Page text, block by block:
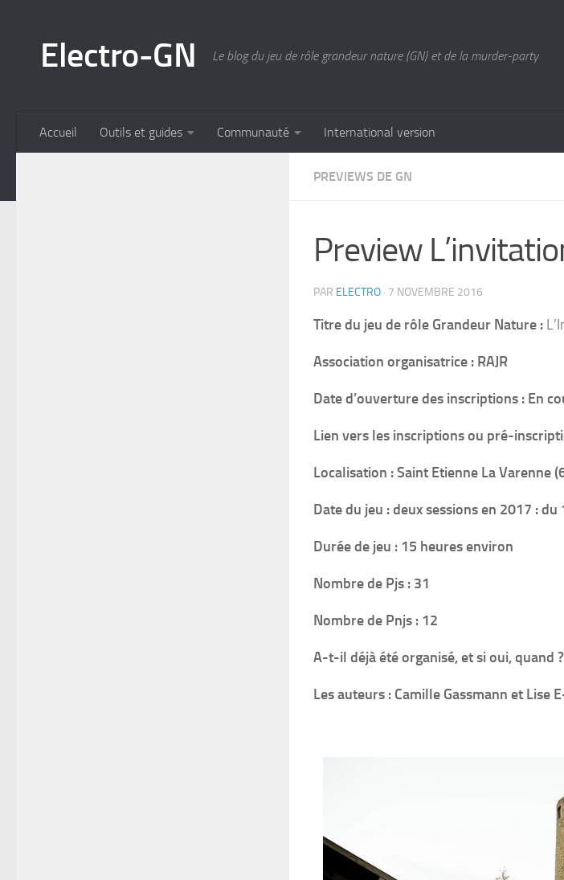
Electro-GN Le blog du jeu de rôle grandeur nature (GN) et de la murder-party
Accueil Outils et guides Communauté International version
PREVIEWS DE GN
Preview
PAR ELECTRO · 7 NOVEMBRE 2016
Titre du jeu de rôle Grandeur Nature :
Association organisatrice : RAJR
Date d’ouverture des inscriptions : En
Lien vers les inscriptions ou pré-
Localisation : Saint Etienne La Varenne
Date du jeu : deux sessions en 2017 :
Durée de jeu : 15 heures environ
Nombre de Pjs : 31
Nombre de Pnjs : 12
A-t-il déjà été organisé, et si oui, quand
Les auteurs : Camille Gassmann et Lise